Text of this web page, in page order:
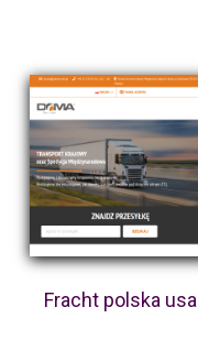
Fracht polska usa